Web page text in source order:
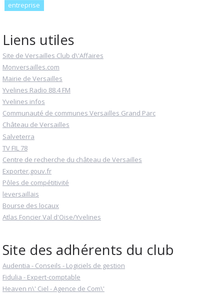
entreprise
Liens utiles
Site de Versailles Club d\'Affaires
Monversailles.com
Mairie de Versailles
Yvelines Radio 88.4 FM
Yvelines infos
Communauté de communes Versailles Grand Parc
Château de Versailles
Salveterra
TV FIL 78
Centre de recherche du château de Versailles
Exporter.gouv.fr
Pôles de compétitivité
leversaillais
Bourse des locaux
Atlas Foncier Val d'Oise/Yvelines
Site des adhérents du club
Audentia - Conseils - Logiciels de gestion
Fidulia - Expert-comptable
Heaven n\' Ciel - Agence de Com\'